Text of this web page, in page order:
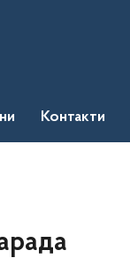
Контакти